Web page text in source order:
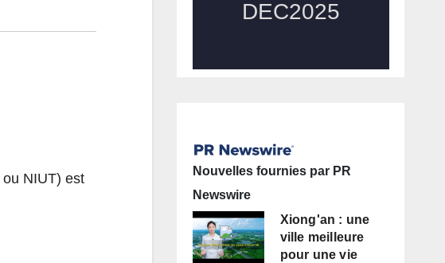
ou NIUT) est
Nouvelles fournies par PR
Newswire
Xiong'an : une
ville meilleure
pour une vie